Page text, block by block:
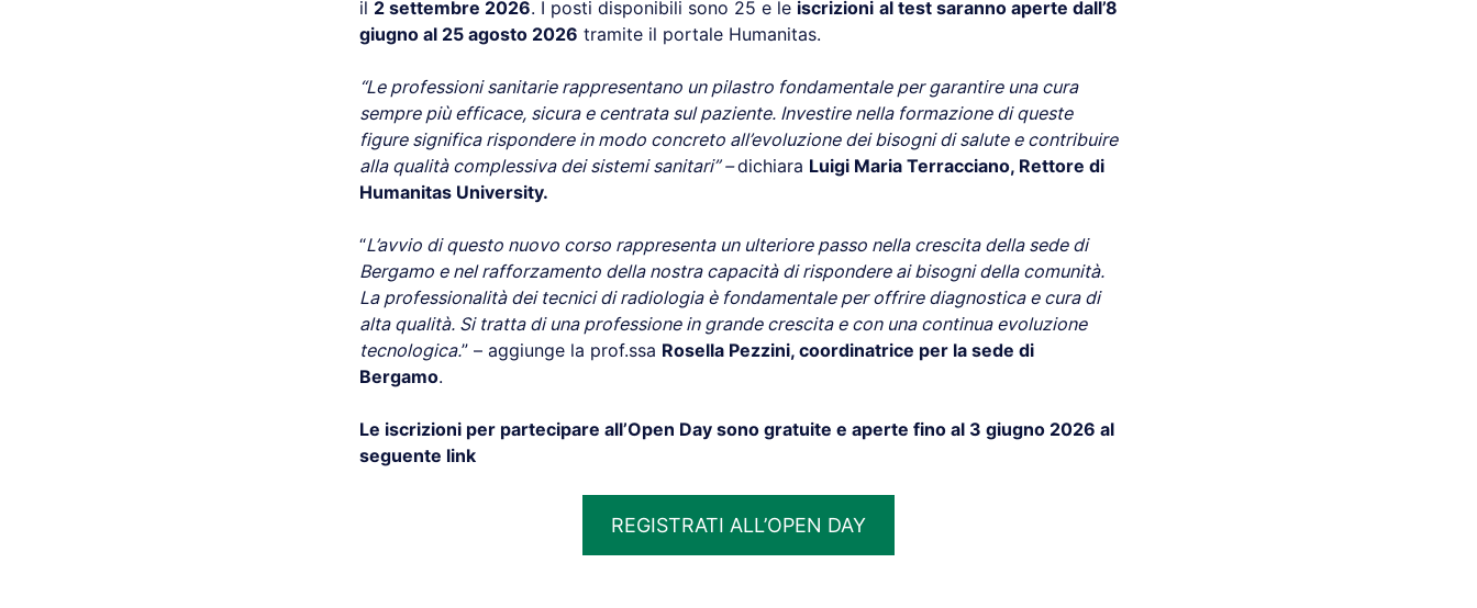
il 2 settembre 2026. I posti disponibili sono 25 e le iscrizioni al test saranno aperte dall’8
giugno al 25 agosto 2026 tramite il portale Humanitas.
“Le professioni sanitarie rappresentano un pilastro fondamentale per garantire una cura
sempre più efficace, sicura e centrata sul paziente. Investire nella formazione di queste
figure significa rispondere in modo concreto all’evoluzione dei bisogni di salute e contribuire
alla qualità complessiva dei sistemi sanitari” –dichiara Luigi Maria Terracciano, Rettore di
Humanitas University.
“L’avvio di questo nuovo corso rappresenta un ulteriore passo nella crescita della sede di
Bergamo e nel rafforzamento della nostra capacità di rispondere ai bisogni della comunità.
La professionalità dei tecnici di radiologia è fondamentale per offrire diagnostica e cura di
alta qualità. Si tratta di una professione in grande crescita e con una continua evoluzione
tecnologica.” – aggiunge la prof.ssa Rosella Pezzini, coordinatrice per la sede di
Bergamo.
Le iscrizioni per partecipare all’Open Day sono gratuite e aperte fino al 3 giugno 2026 al
seguente link
REGISTRATI ALL’OPEN DAY